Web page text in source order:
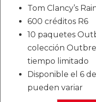
Tom Clancy’s
600 créditos R6
10 paquetes
colección
tiempo limitado
Disponible el 6
pueden variar